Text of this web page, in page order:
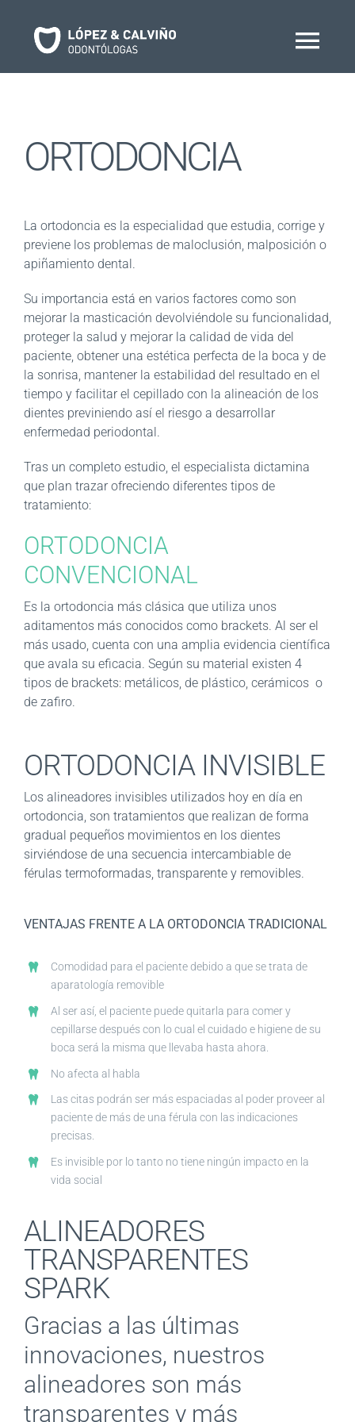
contenido
La Clínica
Tratamientos
Contacto
ORTODONCIA
La ortodoncia es la especialidad que estudia, corrige y
previene los problemas de maloclusión, malposición o
apiñamiento dental.
Su importancia está en varios factores como son
mejorar la masticación devolviéndole su funcionalidad,
proteger la salud y mejorar la calidad de vida del
paciente, obtener una estética perfecta de la boca y de
la sonrisa, mantener la estabilidad del resultado en el
tiempo y facilitar el cepillado con la alineación de los
dientes previniendo así el riesgo a desarrollar
enfermedad periodontal.
Tras un completo estudio, el especialista dictamina
que plan trazar ofreciendo diferentes tipos de
tratamiento:
ORTODONCIA
CONVENCIONAL
Es la ortodoncia más clásica que utiliza unos
aditamentos más conocidos como brackets. Al ser el
más usado, cuenta con una amplia evidencia científica
que avala su eficacia. Según su material existen 4
tipos de brackets: metálicos, de plástico, cerámicos o
de zafiro.
ORTODONCIA INVISIBLE
Los alineadores invisibles utilizados hoy en día en
ortodoncia, son tratamientos que realizan de forma
gradual pequeños movimientos en los dientes
sirviéndose de una secuencia intercambiable de
férulas termoformadas, transparente y removibles.
VENTAJAS FRENTE A LA ORTODONCIA TRADICIONAL
Comodidad para el paciente debido a que se trata de
aparatología removible
Al ser así, el paciente puede quitarla para comer y
cepillarse después con lo cual el cuidado e higiene de su
boca será la misma que llevaba hasta ahora.
No afecta al habla
Las citas podrán ser más espaciadas al poder proveer al
paciente de más de una férula con las indicaciones
precisas.
Es invisible por lo tanto no tiene ningún impacto en la
vida social
ALINEADORES
TRANSPARENTES
SPARK
Gracias a las últimas
innovaciones, nuestros
alineadores son más
transparentes y más